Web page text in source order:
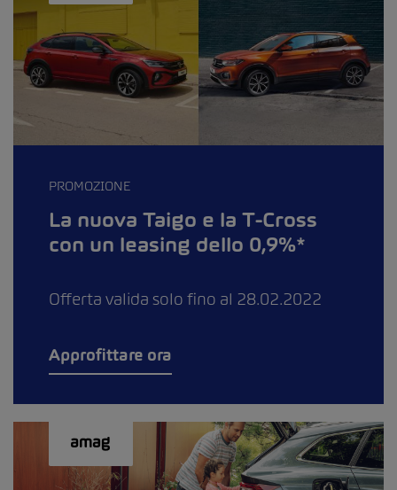
PROMOZIONE
La nuova Taigo e la T-Cross
con un leasing dello 0,9%*
Offerta valida solo fino al 28.02.2022
Approfittare ora